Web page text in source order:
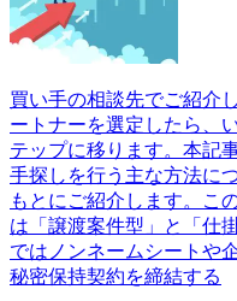
買い手の相談先でご紹介
ートナーを選定したら、
テップに移ります。本記
手探しを行う主な方法に
もとにご紹介します。こ
は「譲渡案件型」と「仕
ではノンネームシートや
秘密保持契約を締結する